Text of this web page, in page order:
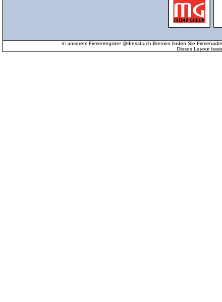
In unserem Firmenregister @dressbuch Bremen finden Sie
Dieses Layout